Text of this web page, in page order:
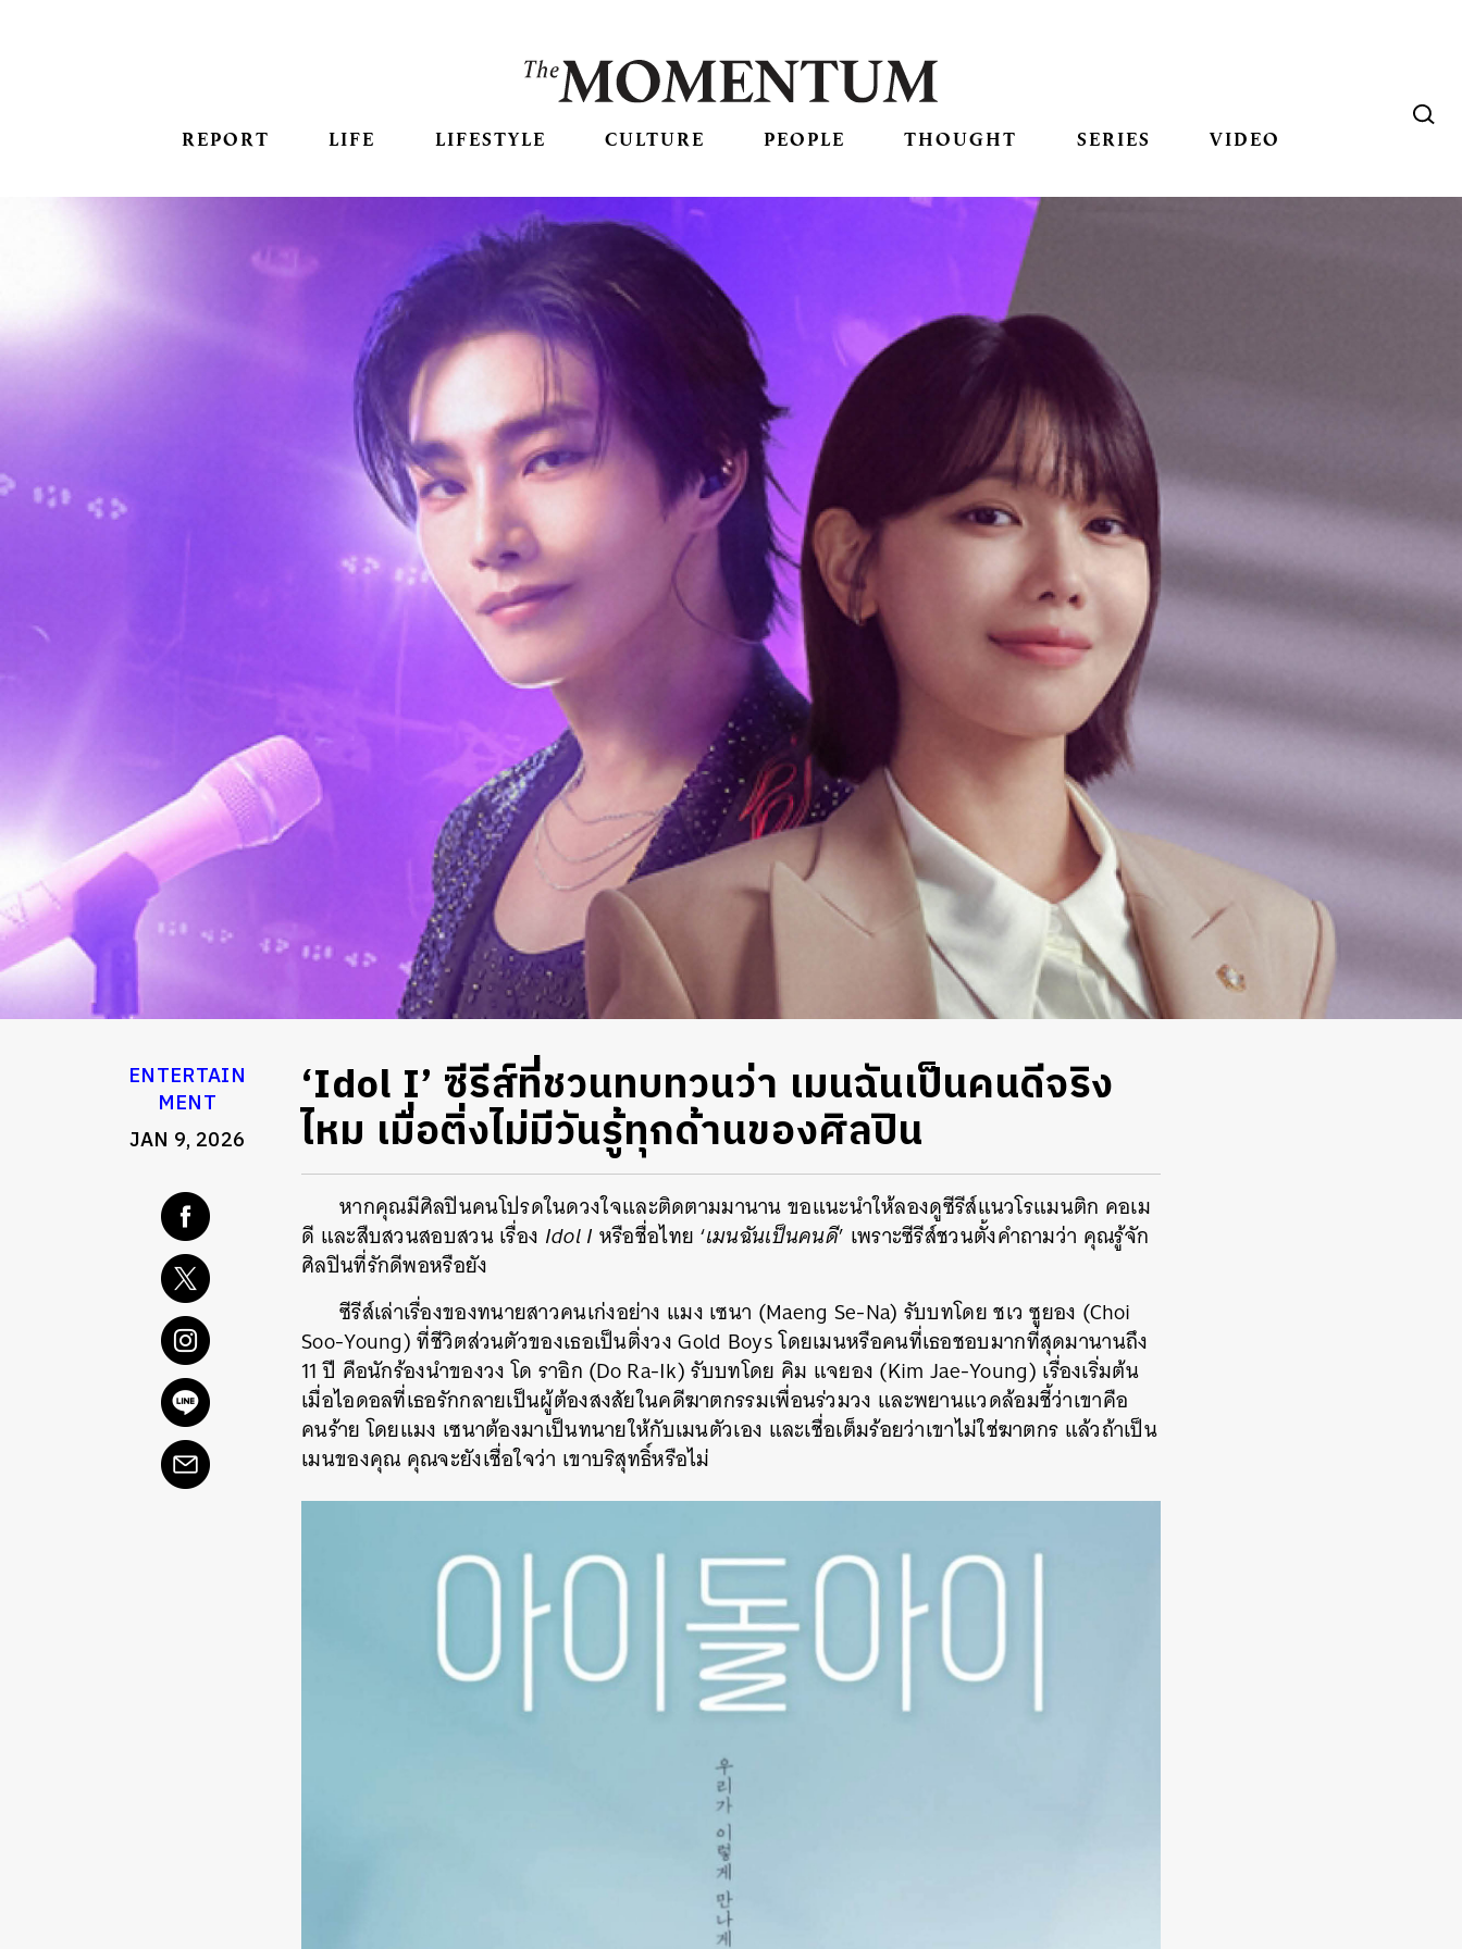
REPORT LIFE LIFESTYLE CULTURE PEOPLE THOUGHT SERIES VIDEO
ENTERTAIN
MENT
JAN 9, 2026
‘Idol I’ ซีรีส์ที่ชวนทบทวนว่า เมนฉันเป็นคนดีจริง
ไหม เมื่อติ่งไม่มีวันรู้ทุกด้านของศิลปิน
หากคุณมีศิลปินคนโปรดในดวงใจและติดตามมานาน ขอแนะนำให้ลองดูซีรีส์แนวโรแมนติก คอเม
ดี และสืบสวนสอบสวน เรื่อง Idol I หรือชื่อไทย ‘เมนฉันเป็นคนดี’ เพราะซีรีส์ชวนตั้งคำถามว่า คุณรู้จัก
ศิลปินที่รักดีพอหรือยัง
ซีรีส์เล่าเรื่องของทนายสาวคนเก่งอย่าง แมง เซนา (Maeng Se-Na) รับบทโดย ชเว ซูยอง (Choi
Soo-Young)ที่ชีวิตส่วนตัวของเธอเป็นติ่งวง Gold Boys โดยเมนหรือคนที่เธอชอบมากที่สุดมานานถึง
11 ปี คือนักร้องนำของวง โด ราอิก (Do Ra-Ik) รับบทโดย คิม แจยอง (Kim Jae-Young) เรื่องเริ่มต้น
เมื่อไอดอลที่เธอรักกลายเป็นผู้ต้องสงสัยในคดีฆาตกรรมเพื่อนร่วมวง และพยานแวดล้อมชี้ว่าเขาคือ
คนร้าย โดยแมง เซนาต้องมาเป็นทนายให้กับเมนตัวเอง และเชื่อเต็มร้อยว่าเขาไม่ใช่ฆาตกร แล้วถ้าเป็น
เมนของคุณ คุณจะยังเชื่อใจว่า เขาบริสุทธิ์หรือไม่